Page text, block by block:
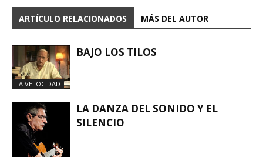
ARTÍCULO RELACIONADOS MÁS DEL AUTOR
LA VELOCIDAD
BAJO LOS TILOS
LA DANZA DEL SONIDO Y EL
SILENCIO